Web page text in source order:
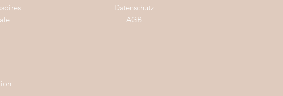
Datenschutz
AGB